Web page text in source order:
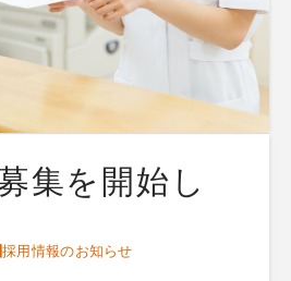
集を開始し
採用情報のお知らせ